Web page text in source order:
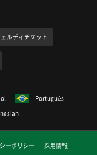
ルディチケット
Português
ーポリシー 採用情報